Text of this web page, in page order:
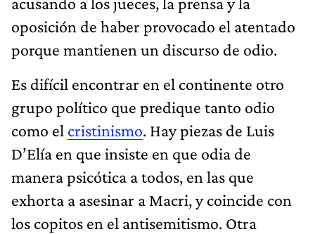
oposición de haber provocado el atentado
porque mantienen un discurso de odio.
Es difícil encontrar en el continente otro
grupo político que predique tanto odio
como el cristinismo. Hay piezas de Luis
D’Elía en que insiste en que odia de
manera psicótica a todos, en las que
exhorta a asesinar a Macri, y coincide con
los copitos en el antisemitismo. Otra